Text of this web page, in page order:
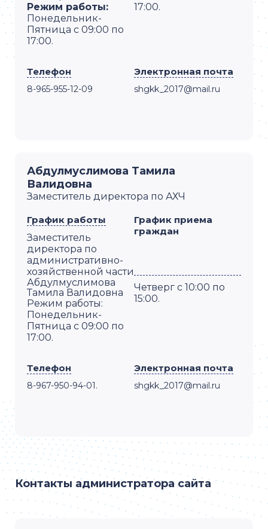
Режим работы:
Понедельник-
Пятница с 09:00 по
17:00.
17:00.
Телефон
8-965-955-12-09
Электронная почта
shgkk_2017@mail.ru
Абдулмуслимова Тамила
Валидовна
Заместитель директора по АХЧ
График работы
Заместитель
директора по
административно-
хозяйственной части
Абдулмуслимова
Тамила Валидовна
Режим работы:
Понедельник-
Пятница с 09:00 по
17:00.
График приема
граждан
Четверг с 10:00 по
15:00.
Телефон
8-967-950-94-01.
Электронная почта
shgkk_2017@mail.ru
Контакты администратора сайта